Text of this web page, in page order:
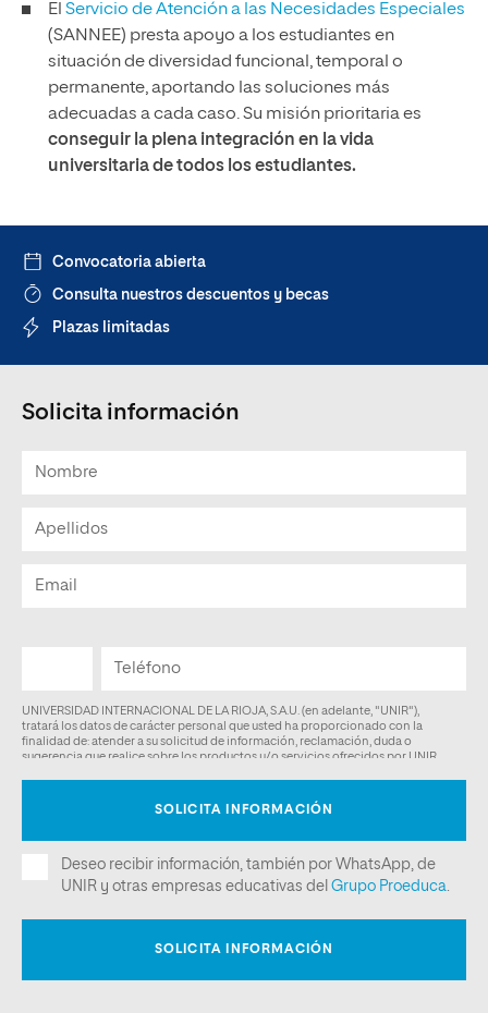
El Servicio de Atención a las Necesidades Especiales
(SANNEE) presta apoyo a los estudiantes en
situación de diversidad funcional, temporal o
permanente, aportando las soluciones más
adecuadas a cada caso. Su misión prioritaria es
conseguir la plena integración en la vida
universitaria de todos los estudiantes.
Convocatoria abierta
Consulta nuestros descuentos y becas
Plazas limitadas
Solicita información